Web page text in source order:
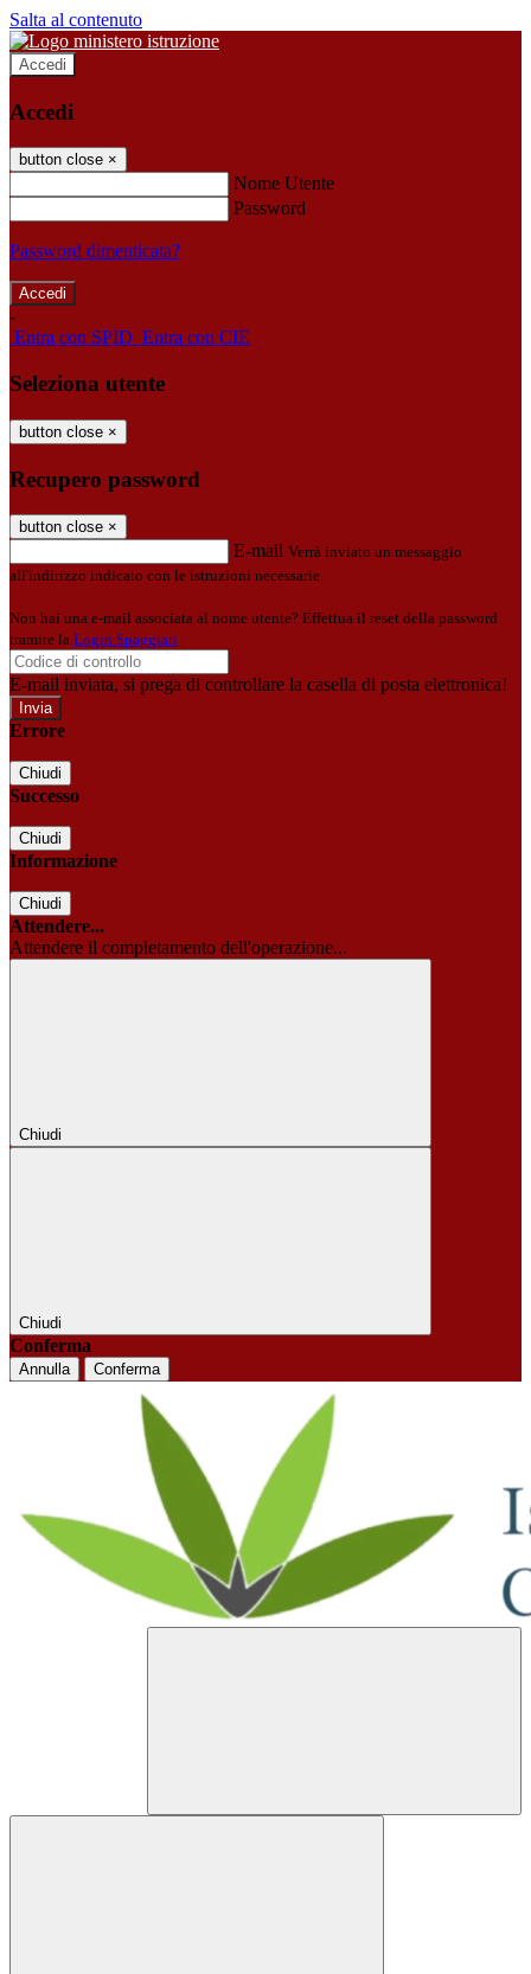
Salta al contenuto
Accedi
Accedi
button close ×
Nome Utente
Password
Password dimenticata?
-
Entra con SPID Entra con CIE
Seleziona utente
button close ×
Recupero password
button close ×
E-mail Verrà inviato un messaggio
all'indirizzo indicato con le istruzioni necessarie.
Non hai una e-mail associata al nome utente? Effettua il reset della password
tramite la Login Spaggiari
E-mail inviata, si prega di controllare la casella di posta elettronica!
Errore
Chiudi
Successo
Chiudi
Informazione
Chiudi
Attendere...
Attendere il completamento dell'operazione...
Chiudi
Chiudi
Conferma
Annulla Conferma